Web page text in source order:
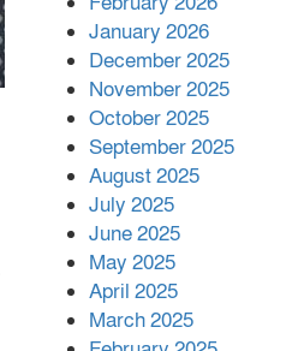
মাহফুজ,
নির্বাচিত
মালয়েশিয়ার
দেয়ার পর
মোকাবিলায় সহায়তার আশ্বাস
এক
January 2026
December 2025
November 2025
October 2025
September 2025
August 2025
July 2025
June 2025
May 2025
April 2025
March 2025